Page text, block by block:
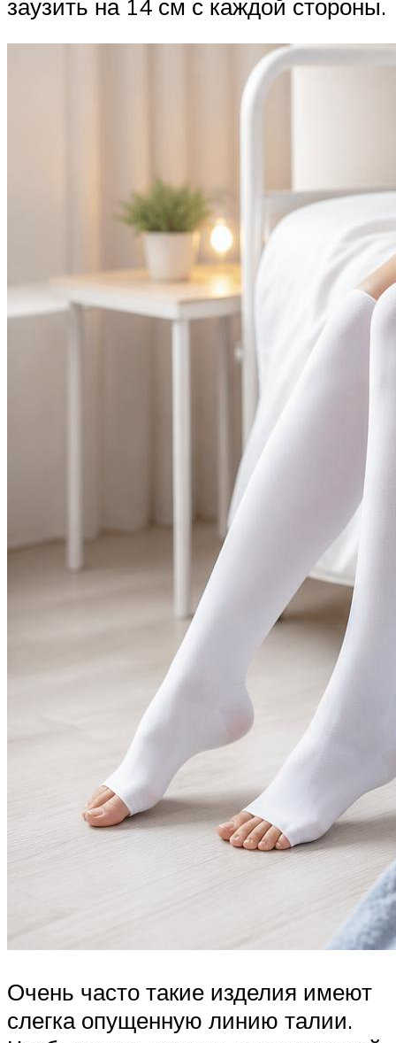
заузить на 14 см с каждой стороны.
Очень часто такие изделия имеют
слегка опущенную линию талии.